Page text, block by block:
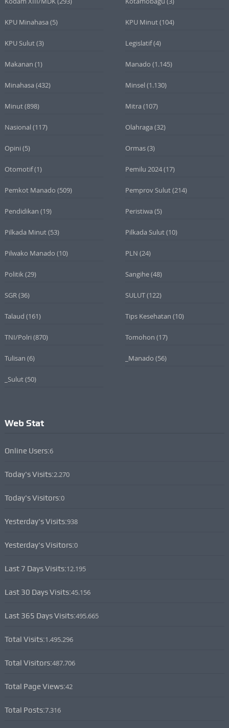
KPU Minahasa (5) KPU Minut(104)
KPU Sulut(3) Legislatif(4)
Makanan (1) Manado (1.145)
Minahasa (432) Minsel (1.130)
Minut(898) Mitra (107)
Nasional (117) Olahraga (32)
Opini (5) Ormas(3)
Otomotif(1) Pemilu 2024(17)
Pemkot Manado (509) Pemprov Sulut(214)
Pendidikan (19) Peristiwa (5)
Pilkada Minut(53) Pilkada Sulut(10)
Pilwako Manado (10) PLN (24)
Politik (29) Sangihe(48)
SGR (36) SULUT(122)
Talaud (161) Tips Kesehatan (10)
TNI/Polri (870) Tomohon (17)
Tulisan (6) _Manado (56)
_Sulut(50)
Web Stat
Online Users:6
Today's Visits:2.270
Today's Visitors:0
Yesterday's Visits:938
Yesterday's Visitors:0
Last 7 Days Visits:12.195
Last 30 Days Visits:45.156
Last 365 Days Visits:495.665
Total Visits:1.495.296
Total Visitors:487.706
Total Page Views:42
Total Posts:7.316